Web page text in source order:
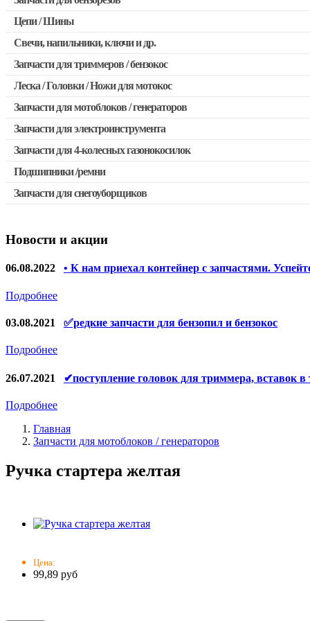
Запчасти для бензопил Husqvarna, Partner
Запчасти для Китайских бензопил
Запчасти для бензопил Oleo-mac, Echo и др.
Цепи / Шины
Свечи, напильники, ключи и др.
Запчасти для триммеров / бензокос
Запчасти для Китайских триммеров
Запчасти для мотокос Stihl / Husqvarna / Oleo-mac / Echo и
Леска / Головки / Ножи для мотокос
Запчасти для мотоблоков / генераторов
Запчасти для электроинструмента
Двигатели, редукторы для шуруповертов
Выключатели, переключатели
Запчасти для перфораторов и отбойных молотков
Якоря, статоры
Запчасти для электроинструмента другие
Щётки, щёточные узлы
Ремни для электроинструмента
Запчасти для 4-колесных газонокосилок
Подшипники /ремни
Запчасти для снегоуборщиков
Новости и акции
06.08.2022 • К нам приехал контейнер с запчастями.
Подробнее
03.08.2021 ✅редкие запчасти для бензопил и бензокос
Подробнее
26.07.2021 ✔поступление головок для триммера, вставок
Подробнее
Главная
Запчасти для мотоблоков / генераторов
Ручка стартера желтая
Цена:
99,89 руб